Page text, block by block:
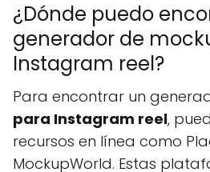
¿Dónde puedo
generador de
Instagram reel?
Para encontrar un
para Instagram reel,
recursos en línea como
MockupWorld. Estas